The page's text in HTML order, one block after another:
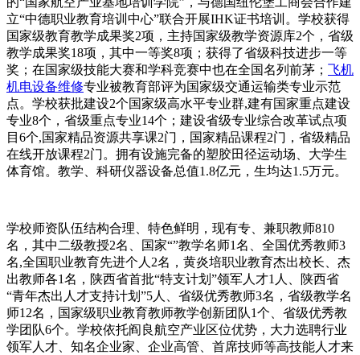
立“中德职业教育培训中心”联合开展IHK证书培训。学校获得
国家级教育教学成果奖2项，主持国家级教学资源库2个，省级
教学成果奖18项，其中一等奖8项；获得了省级科技进步一等
奖；在国家级技能大赛和学科竞赛中也在全国名列前茅； 飞机
机电设备维修专业被教育部评为国家级交通运输类专业示范
点。学校获批建设2个国家级高水平专业群,建有国家重点建设
专业8个，省级重点专业14个；建设省级专业综合改革试点项
目6个,国家精品资源共享课2门，国家精品课程2门，省级精品
在线开放课程2门。拥有设施完备的塑胶田径运动场、大学生
体育馆。教学、科研仪器设备总值1.8亿元，生均达1.5万元。
学校师资队伍结构合理、特色鲜明，现有专、兼职教师810
名，其中二级教授2名、国家“”教学名师1名、全国优秀教师3
名,全国职业教育先进个人2名，黄炎培职业教育杰出校长、杰
出教师各1名，陕西省首批“特支计划”领军人才1人、陕西省
“青年杰出人才支持计划”5人、省级优秀教师3名，省级教学名
师12名，国家级职业教育教师教学创新团队1个、省级优秀教
学团队6个。学校依托阎良航空产业区位优势，大力选聘行业
领军人才、知名企业家、企业高管、首席技师等高技能人才来